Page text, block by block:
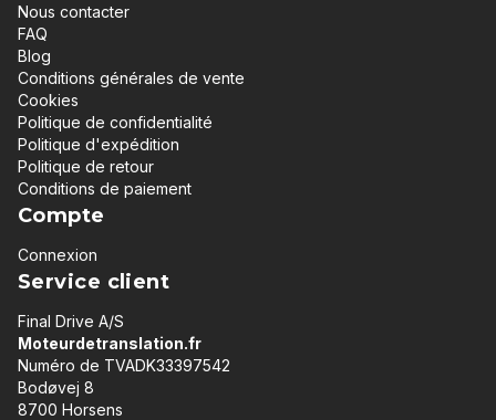
Nous contacter
FAQ
Blog
Conditions générales de vente
Cookies
Politique de confidentialité
Politique d'expédition
Politique de retour
Conditions de paiement
Compte
Connexion
Service client
Final Drive A/S
Moteurdetranslation.fr
Numéro de TVADK33397542
Bodøvej 8
8700 Horsens